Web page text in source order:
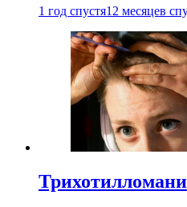
1 год спустя12 месяцев